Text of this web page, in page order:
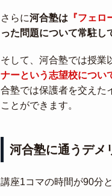
さらに河合塾は 『フェロ
った問題について常駐し
そして、河合塾では授業
ナーという志望校につい
合塾では保護者を交えた
ことができます。
河合塾に通うデメ
講座1コマの時間が90分